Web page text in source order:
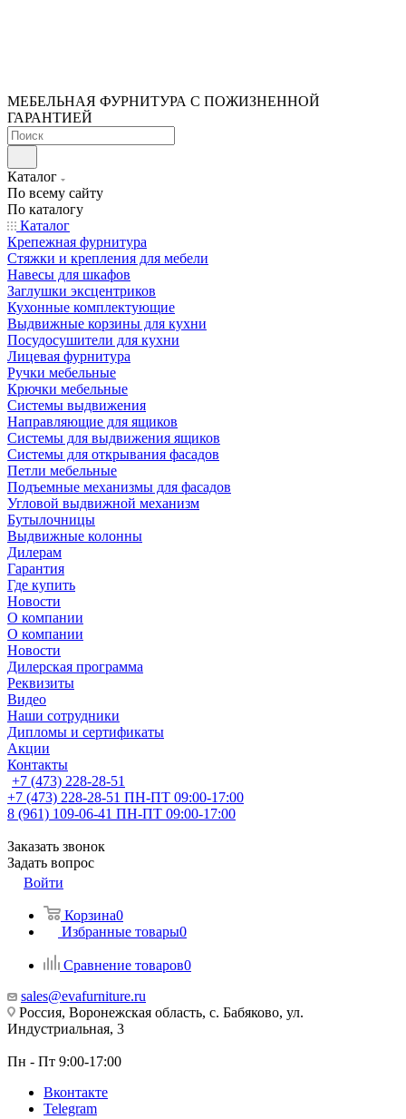
МЕБЕЛЬНАЯ ФУРНИТУРА С ПОЖИЗНЕННОЙ
ГАРАНТИЕЙ
Каталог
По всему сайту
По каталогу
Каталог
Крепежная фурнитура
Стяжки и крепления для мебели
Навесы для шкафов
Заглушки эксцентриков
Кухонные комплектующие
Выдвижные корзины для кухни
Посудосушители для кухни
Лицевая фурнитура
Ручки мебельные
Крючки мебельные
Системы выдвижения
Направляющие для ящиков
Системы для выдвижения ящиков
Системы для открывания фасадов
Петли мебельные
Подъемные механизмы для фасадов
Угловой выдвижной механизм
Бутылочницы
Выдвижные колонны
Дилерам
Гарантия
Где купить
Новости
О компании
О компании
Новости
Дилерская программа
Реквизиты
Видео
Наши сотрудники
Дипломы и сертификаты
Акции
Контакты
+7 (473) 228-28-51
+7 (473) 228-28-51 ПН-ПТ 09:00-17:00
8 (961) 109-06-41 ПН-ПТ 09:00-17:00
Заказать звонок
Задать вопрос
Войти
Корзина0
Избранные товары0
Сравнение товаров0
sales@evafurniture.ru
Россия, Воронежская область, с. Бабяково, ул.
Индустриальная, 3
Пн - Пт 9:00-17:00
Вконтакте
Telegram